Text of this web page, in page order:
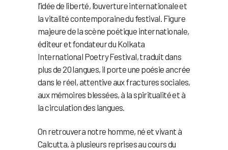
l’idée de liberté, l’ouverture internationale et
la vitalité contemporaine du festival. Figure
majeure de la scène poétique internationale,
éditeur et fondateur du Kolkata
International Poetry Festival, traduit dans
plus de 20 langues, il porte une poésie ancrée
dans le réel, attentive aux fractures sociales,
aux mémoires blessées, à la spiritualité et à
la circulation des langues.
On retrouvera notre homme, né et vivant à
Calcutta, à plusieurs reprises au cours du